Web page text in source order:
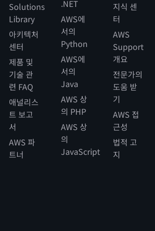
Solutions
Library
아키텍처
센터
제품 및
기술 관
련 FAQ
애널리스
트 보고
서
AWS 파
트너
.NET
AWS에
서의
Python
AWS에
서의
Java
AWS 상
의 PHP
AWS 상
의
JavaScript
지식 센
터
AWS
Support
개요
전문가의
도움 받
기
AWS 접
근성
법적 고
지